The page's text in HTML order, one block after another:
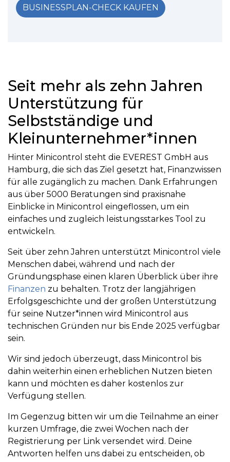
BUSINESSPLAN-CHECK KAUFEN
Seit mehr als zehn Jahren
Unterstützung für
Selbstständige und
Kleinunternehmer*innen
Hinter Minicontrol steht die EVEREST GmbH aus
Hamburg, die sich das Ziel gesetzt hat, Finanzwissen
für alle zugänglich zu machen. Dank Erfahrungen
aus über 5000 Beratungen sind praxisnahe
Einblicke in Minicontrol eingeflossen, um ein
einfaches und zugleich leistungsstarkes Tool zu
entwickeln.
Seit über zehn Jahren unterstützt Minicontrol viele
Menschen dabei, während und nach der
Gründungsphase einen klaren Überblick über ihre
Finanzen zu behalten. Trotz der langjährigen
Erfolgsgeschichte und der großen Unterstützung
für seine Nutzer*innen wird Minicontrol aus
technischen Gründen nur bis Ende 2025 verfügbar
sein.
Wir sind jedoch überzeugt, dass Minicontrol bis
dahin weiterhin einen erheblichen Nutzen bieten
kann und möchten es daher kostenlos zur
Verfügung stellen.
Im Gegenzug bitten wir um die Teilnahme an einer
kurzen Umfrage, die zwei Wochen nach der
Registrierung per Link versendet wird. Deine
Antworten helfen uns dabei zu entscheiden, ob